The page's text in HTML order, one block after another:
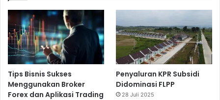
Tips Bisnis Sukses
Menggunakan Broker
Forex dan Aplikasi Trading
Penyaluran KPR Subsidi
Didominasi FLPP
28 Juli 2025